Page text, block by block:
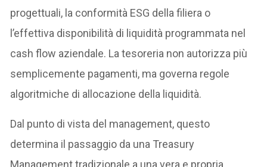
progettuali, la conformità ESG della filiera o
l’effettiva disponibilità di liquidità programmata nel
cash flow aziendale. La tesoreria non autorizza più
semplicemente pagamenti, ma governa regole
algoritmiche di allocazione della liquidità.
Dal punto di vista del management, questo
determina il passaggio da una Treasury
Management tradizionale a una vera e propria